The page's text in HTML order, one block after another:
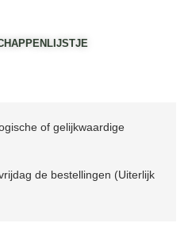
of gelijkwaardige
de bestellingen (Uiterlijk